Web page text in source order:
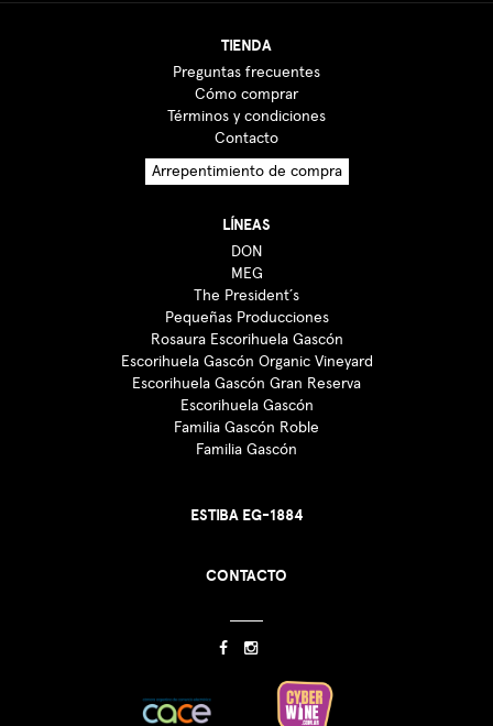
TIENDA
Preguntas frecuentes
Cómo comprar
Términos y condiciones
Contacto
Arrepentimiento de compra
LÍNEAS
DON
MEG
The President´s
Pequeñas Producciones
Rosaura Escorihuela Gascón
Escorihuela Gascón Organic Vineyard
Escorihuela Gascón Gran Reserva
Escorihuela Gascón
Familia Gascón Roble
Familia Gascón
ESTIBA EG-1884
CONTACTO